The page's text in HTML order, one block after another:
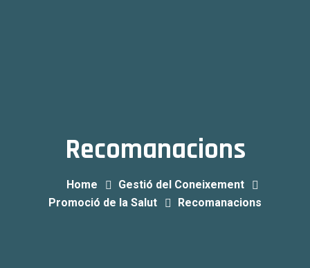
Recomanacions
Home
Gestió del Coneixement
Promoció de la Salut
Recomanacions